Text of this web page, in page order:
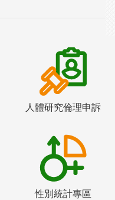
人體研究倫理申訴
性別統計專區